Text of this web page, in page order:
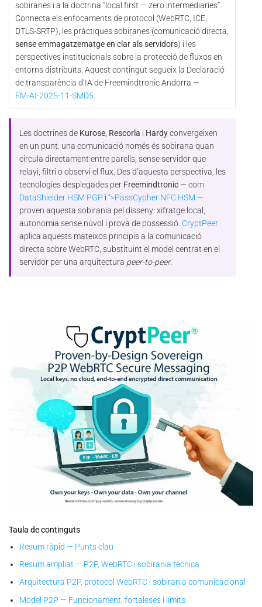
sobiranes i a la doctrina “local first — zero intermediaries”.
Connecta els enfocaments de protocol (WebRTC, ICE,
DTLS-SRTP), les pràctiques sobiranes (comunicació directa,
sense emmagatzematge en clar als servidors) i les
perspectives institucionals sobre la protecció de fluxos en
entorns distribuïts. Aquest contingut segueix la Declaració
de transparència d’IA de Freemindtronic Andorra —
FM-AI-2025-11-SMD5.
Les doctrines de Kurose Rescorla i Hardyconvergeixen
en un punt: una comunicació només és sobirana quan
circula directament entre parells, sense servidor que
relayi, filtri o observi el flux. Des d’aquesta perspectiva, les
tecnologies desplegades per Freemindtronic — com
DataShielder HSM PGP i“>PassCypher NFC HSM —
proven aquesta sobirania pel disseny: xifratge local,
autonomia sense núvol i prova de possessió. CryptPeer
aplica aquests mateixos principis a la comunicació
directa sobre WebRTC, substituint el model centrat en el
servidor per una arquitectura peer-to-peer.
messaging: local keys, no cloud, end-to-end encrypted direct
Taula de continguts
Resum ràpid — Punts clau
Resum ampliat — P2P, WebRTC i sobirania tècnica
Arquitectura P2P, protocol WebRTC i sobirania comunicacional
Model P2P — Funcionament, fortaleses i límits